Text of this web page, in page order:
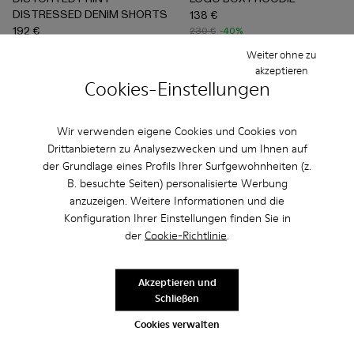
Cookies-Einstellungen
Wir verwenden eigene Cookies und Cookies von
Drittanbietern zu Analysezwecken und um Ihnen auf
der Grundlage eines Profils Ihrer Surfgewohnheiten (z.
B. besuchte Seiten) personalisierte Werbung
anzuzeigen. Weitere Informationen und die
Konfiguration Ihrer Einstellungen finden Sie in
der Cookie-Richtlinie.
Cookies verwalten
Weiter ohne zu
akzeptieren
Akzeptieren und
Schließen
DISTRESSED DENIM SHORTS
192 €
Hinzufügen
138 €
230 € -40%
Hinzufügen
TORMENTA - A500042-010 - Multicolor
TORMENTA - A500042-006
TORMENTA - A500042-005
TORMENTA - A500042-004
TORMENTA - A500042-003
DISTORTED LASER